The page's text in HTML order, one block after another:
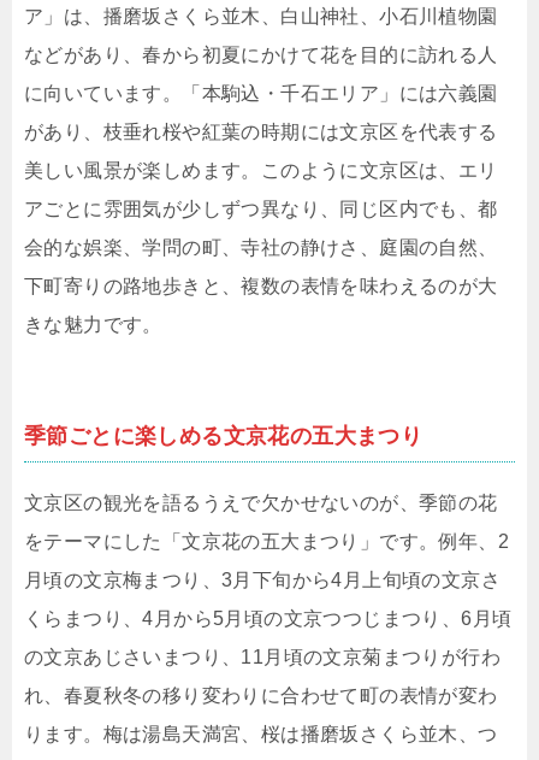
ア」は、播磨坂さくら並木、白山神社、小石川植物園
などがあり、春から初夏にかけて花を目的に訪れる人
に向いています。「本駒込・千石エリア」には六義園
があり、枝垂れ桜や紅葉の時期には文京区を代表する
美しい風景が楽しめます。このように文京区は、エリ
アごとに雰囲気が少しずつ異なり、同じ区内でも、都
会的な娯楽、学問の町、寺社の静けさ、庭園の自然、
下町寄りの路地歩きと、複数の表情を味わえるのが大
きな魅力です。
季節ごとに楽しめる文京花の五大まつり
文京区の観光を語るうえで欠かせないのが、季節の花
をテーマにした「文京花の五大まつり」です。例年、2
月頃の文京梅まつり、3月下旬から4月上旬頃の文京さ
くらまつり、4月から5月頃の文京つつじまつり、6月頃
の文京あじさいまつり、11月頃の文京菊まつりが行わ
れ、春夏秋冬の移り変わりに合わせて町の表情が変わ
ります。梅は湯島天満宮、桜は播磨坂さくら並木、つ